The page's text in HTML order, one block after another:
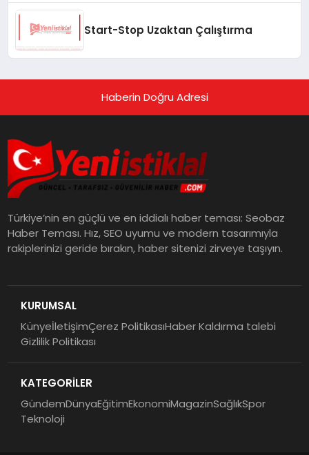
Start-Stop Uzaktan Çalıştırma
Haberin Doğru Adresi
Türkiye’nin en güçlü ve en iddialı haber teması: Seobaz
Haber Teması. Hız, SEO uyumu ve modern tasarımıyla
rakiplerinizi geride bırakın, haber sitenizi zirveye taşıyın.
KURUMSAL
KünyeİletişimÇerez PolitikasıHaber Kaldırma talebi
Gizlilik Politikası
KATEGORİLER
GündemDünyaEğitimEkonomiMagazinSağlıkSpor
Teknoloji